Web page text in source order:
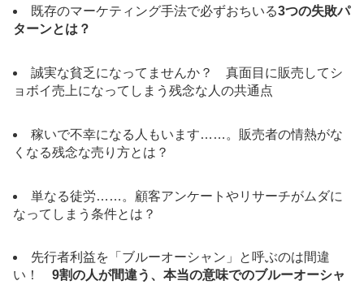
既存のマーケティング手法で必ずおちいる3つの失敗パ
ターンとは？
誠実な貧乏になってませんか？ 真面目に販売してシ
ョボイ売上になってしまう残念な人の共通点
稼いで不幸になる人もいます……。販売者の情熱がな
くなる残念な売り方とは？
単なる徒労……。顧客アンケートやリサーチがムダに
なってしまう条件とは？
先行者利益を「ブルーオーシャン」と呼ぶのは間違
い！ 9割の人が間違う、本当の意味でのブルーオーシャ